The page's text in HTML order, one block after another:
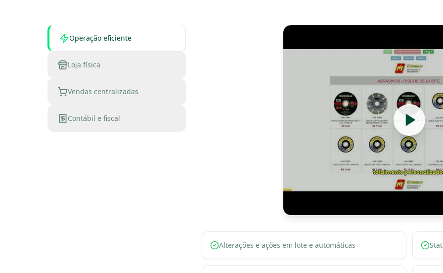
Operação eficiente
Loja física
Vendas centralizadas
Contábil e fiscal
Alterações e ações em lote e automáticas